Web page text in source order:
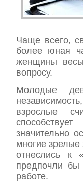
Чаще всего,
более юная
женщины
вопросу.
Молодые
взрослые
значительно
многие
отнеслись к
предпочли
работе.